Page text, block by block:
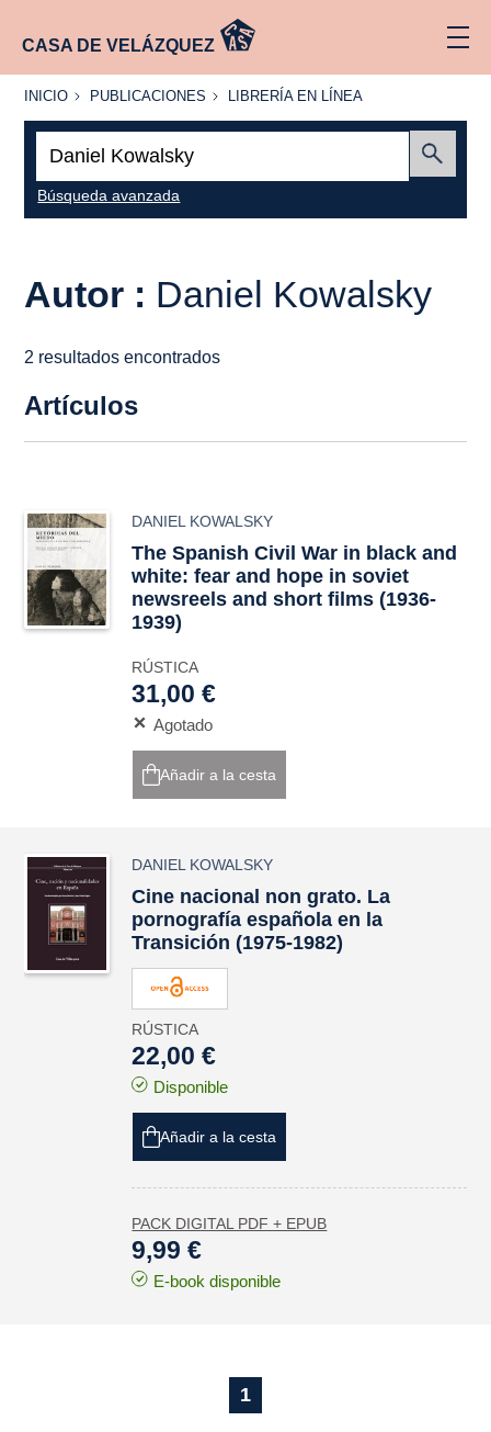
CASA DE VELÁZQUEZ
INICIO
INICIO PUBLICACIONES
PUBLICACIONES
LIBRERÍA
LÍNEA
LIBRERÍA EN LÍNEA
Búsqueda avanzada
Autor : Daniel Kowalsky
2 resultados encontrados
Artículos
DANIEL KOWALSKY
The Spanish Civil War in black and
white: fear and hope in soviet
newsreels and short films (1936-
1939)
RÚSTICA
31,00 €
Agotado
Añadir a la cesta
DANIEL KOWALSKY
Cine nacional non grato. La
pornografía española en la
Transición (1975-1982)
RÚSTICA
22,00 €
Disponible
Añadir a la cesta
PACK DIGITAL PDF + EPUB
9,99 €
E-book disponible
1